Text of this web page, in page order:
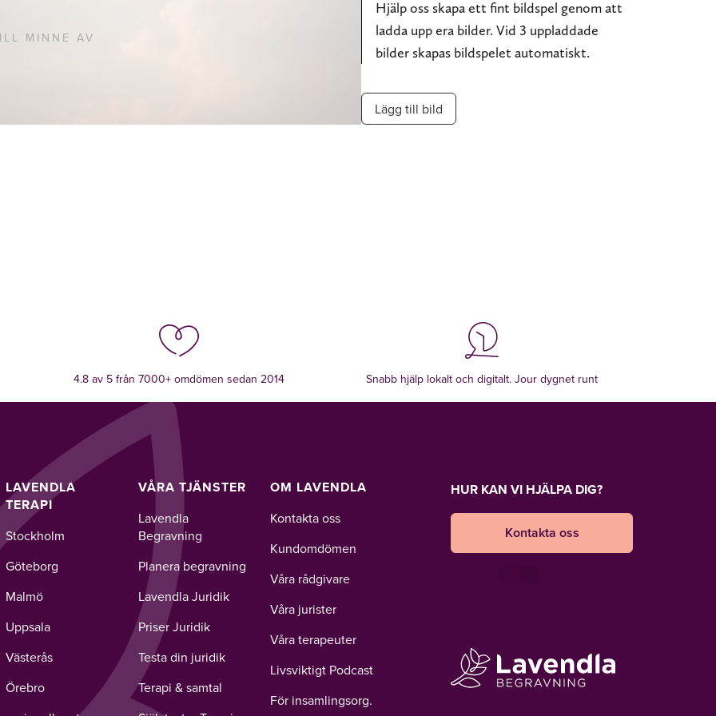
MINNE AV
Hjälp oss skapa ett fint bildspel genom att
ladda upp era bilder. Vid 3 uppladdade
bilder skapas bildspelet automatiskt.
Lägg till bild
4.8 av 5 från 7000+ omdömen sedan 2014 Snabb hjälp lokalt och digitalt. Jour dygnet runt
LAVENDLA
TERAPI
Stockholm
Göteborg
Malmö
Uppsala
Västerås
Örebro
VÅRA TJÄNSTER
Lavendla
Begravning
Planera begravning
Lavendla Juridik
Priser Juridik
Testa din juridik
Terapi & samtal
OM LAVENDLA
Kontakta oss
Kundomdömen
Våra rådgivare
Våra jurister
Våra terapeuter
Livsviktigt Podcast
För insamlingsorg.
HUR KAN VI HJÄLPA DIG?
Kontakta oss